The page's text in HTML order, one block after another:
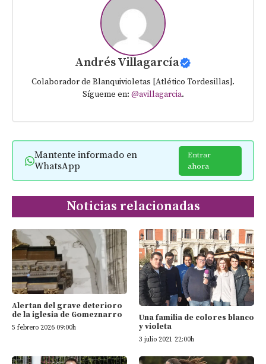
Andrés Villagarcía
Colaborador de Blanquivioletas [Atlético Tordesillas].
Sígueme en: @avillagarcia.
Mantente informado en
WhatsApp
Entrar
ahora
Noticias relacionadas
Alertan del grave deterioro
de la iglesia de Gomeznarro
5 febrero 2026 09:00h
Una familia de colores blanco
y violeta
3 julio 2021 22:00h